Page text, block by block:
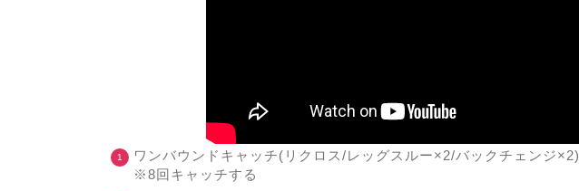
ワンバウンドキャッチ(リクロス/レッグスルー×2/バックチェンジ×2)
※8回キャッチする